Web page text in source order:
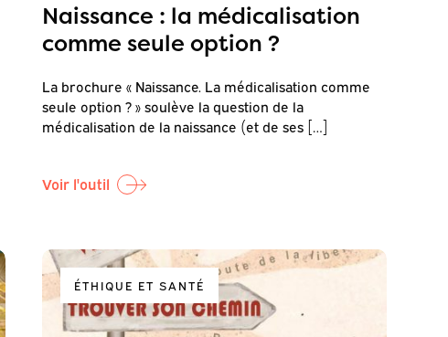
Naissance : la médicalisation
comme seule option ?
La brochure « Naissance. La médicalisation comme
seule option ? » soulève la question de la
médicalisation de la naissance (et de ses […]
Voir l'outil
ÉTHIQUE ET SANTÉ